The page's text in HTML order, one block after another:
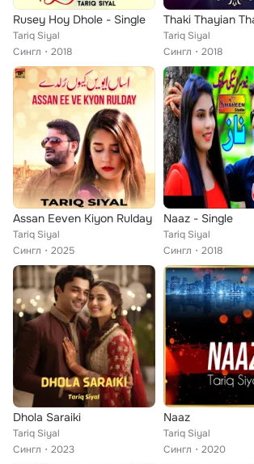
Rusey Hoy Dhole - Single
Tariq Siyal
Сингл
2018
Tariq Siyal
Сингл
2018
Assan Eeven Kiyon Rulday
Tariq Siyal
Сингл
2025
Naaz - Single
Tariq Siyal
Сингл
2018
Dhola Saraiki
Tariq Siyal
Сингл
2023
Naaz
Tariq Siyal
Сингл
2020